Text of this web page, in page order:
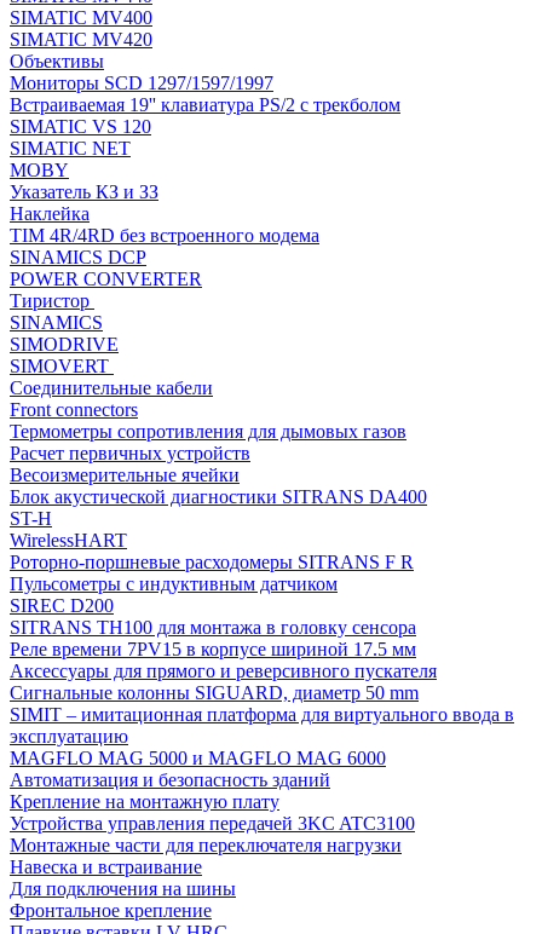
SIMATIC MV400
SIMATIC MV420
Объективы
Мониторы SCD 1297/1597/1997
Встраиваемая 19'' клавиатура PS/2 с трекболом
SIMATIC VS 120
SIMATIC NET
MOBY
Указатель КЗ и ЗЗ
Наклейка
TIM 4R/4RD без встроенного модема
SINAMICS DCP
POWER CONVERTER
Тиристор
SINAMICS
SIMODRIVE
SIMOVERT
Соединительные кабели
Front connectors
Термометры сопротивления для дымовых газов
Расчет первичных устройств
Весоизмерительные ячейки
Блок акустической диагностики SITRANS DA400
ST-H
WirelessHART
Роторно-поршневые расходомеры SITRANS F R
Пульсометры с индуктивным датчиком
SIREC D200
SITRANS TH100 для монтажа в головку сенсора
Реле времени 7PV15 в корпусе шириной 17.5 мм
Аксессуары для прямого и реверсивного пускателя
Сигнальные колонны SIGUARD, диаметр 50 mm
SIMIT – имитационная платформа для виртуального ввода в
эксплуатацию
MAGFLO MAG 5000 и MAGFLO MAG 6000
Автоматизация и безопасность зданий
Крепление на монтажную плату
Устройства управления передачей 3KC ATC3100
Монтажные части для переключателя нагрузки
Навеска и встраивание
Для подключения на шины
Фронтальное крепление